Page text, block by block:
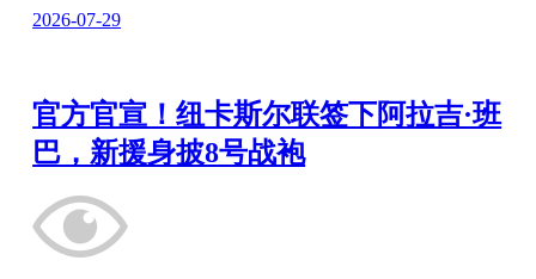
2026-07-29
官方官宣！纽卡斯尔联签下阿拉吉·班
巴，新援身披8号战袍